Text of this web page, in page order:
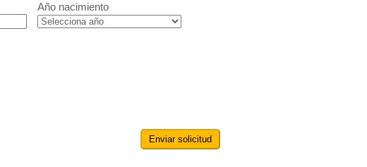
Año nacimiento
Enviar solicitud